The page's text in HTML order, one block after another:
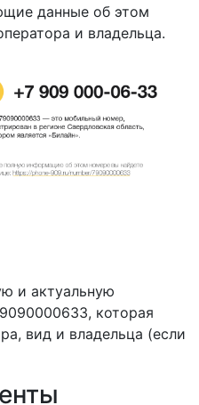
данные об этом
и владельца.
и актуальную
которая
вид и владельца (если